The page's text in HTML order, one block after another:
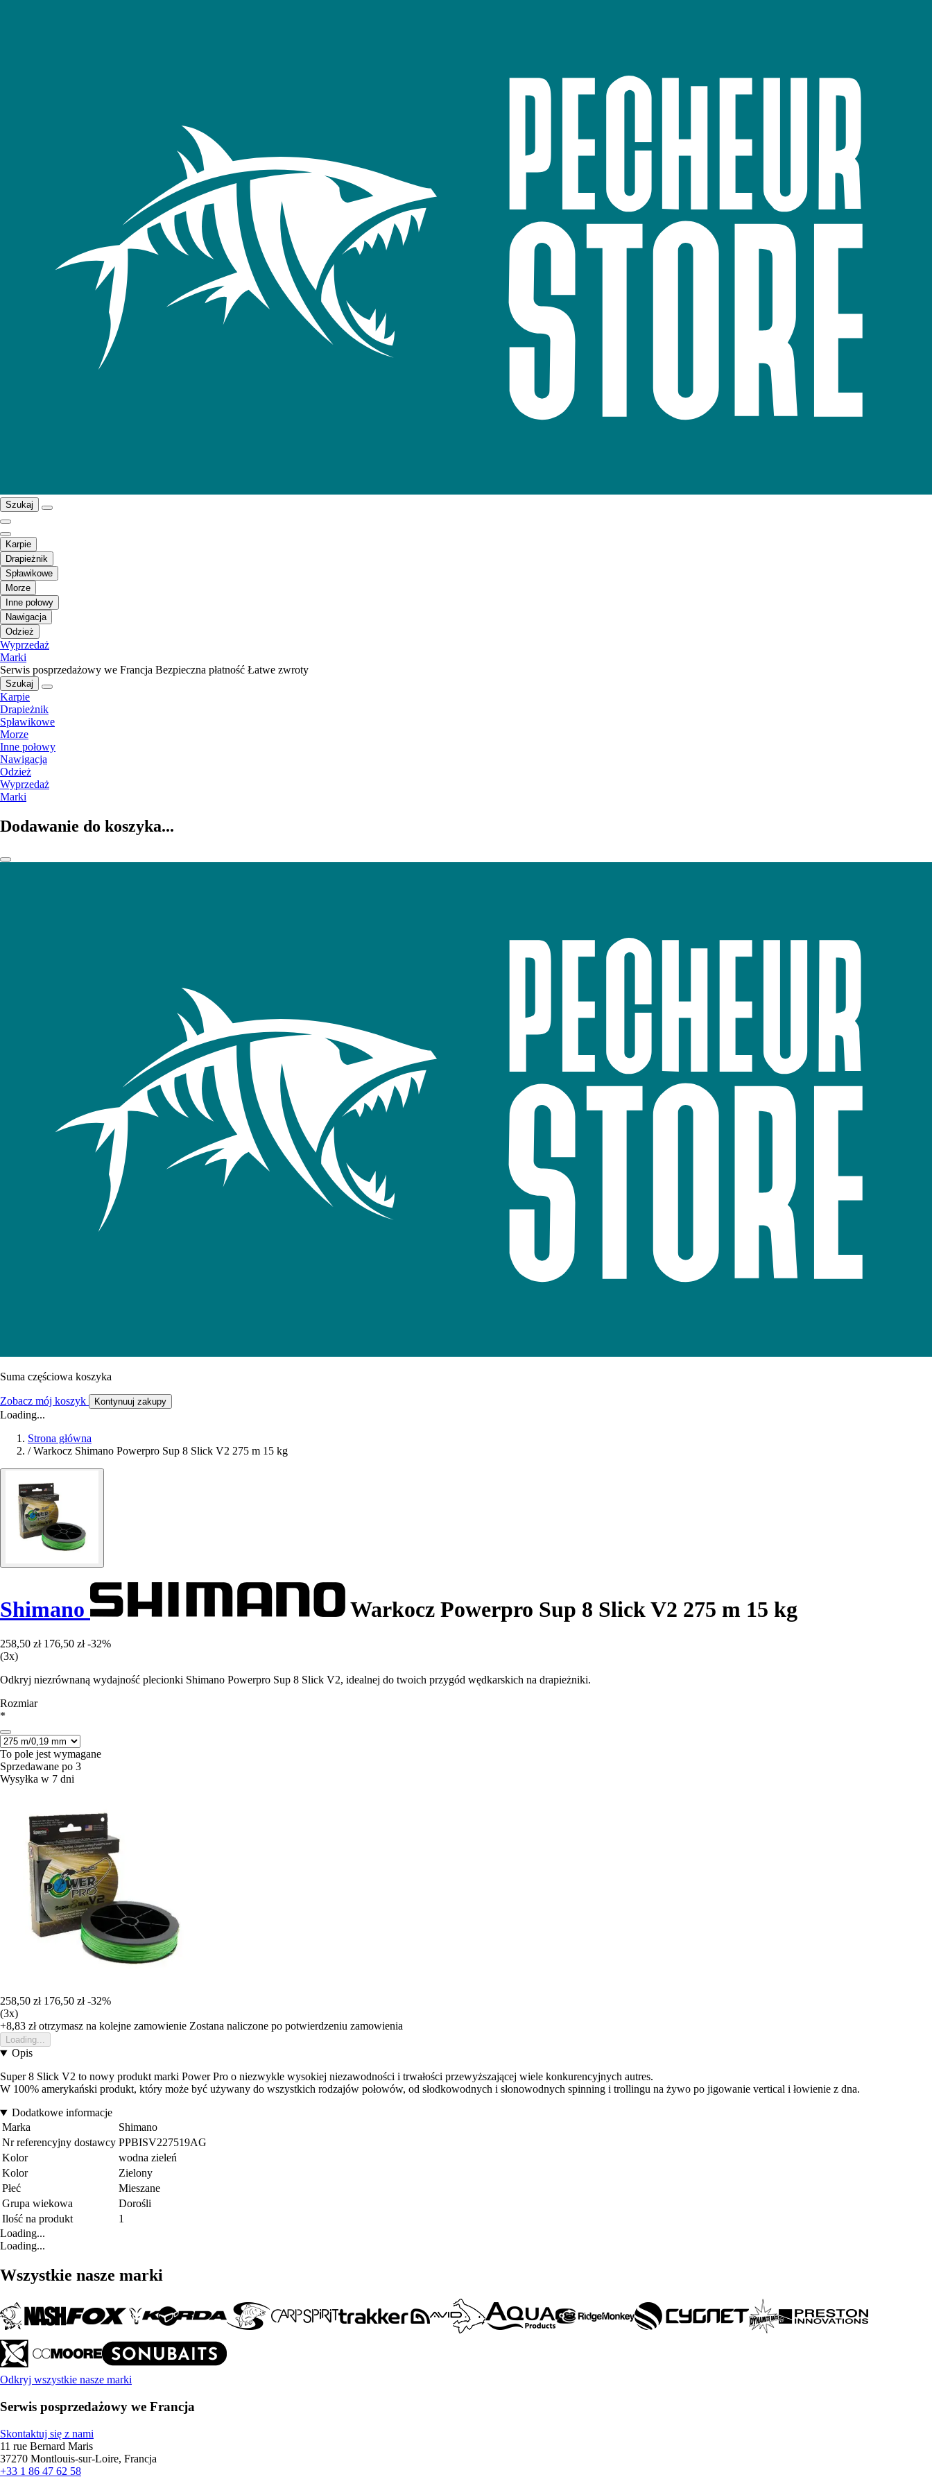
Szukaj
Karpie
Drapieżnik
Spławikowe
Morze
Inne połowy
Nawigacja
Odzież
Wyprzedaż
Marki
Serwis posprzedażowy we Francja Bezpieczna płatność Łatwe zwroty
Szukaj
Karpie
Drapieżnik
Spławikowe
Morze
Inne połowy
Nawigacja
Odzież
Wyprzedaż
Marki
Dodawanie do koszyka...
Suma częściowa koszyka
Zobacz mój koszyk Kontynuuj zakupy
Loading...
Strona główna
/ Warkocz Shimano Powerpro Sup 8 Slick V2 275 m 15 kg
Shimano Warkocz Powerpro Sup 8 Slick V2 275 m 15 kg
258,50 zł 176,50 zł -32%
(3x)
Odkryj niezrównaną wydajność plecionki Shimano Powerpro Sup 8 Slick V2, idealnej do twoich przygód wędkarskich na drapieżniki.
Rozmiar
*
To pole jest wymagane
Sprzedawane po 3
Wysyłka w 7 dni
258,50 zł 176,50 zł -32%
(3x)
+8,83 złotrzymasz na kolejne zamowienie Zostana naliczone po potwierdzeniu zamowienia
Loading...
Opis
Super 8 Slick V2 to nowy produkt marki Power Pro o niezwykle wysokiej niezawodności i trwałości przewyższającej wiele konkurencyjnych autres.
W 100% amerykański produkt, który może być używany do wszystkich rodzajów połowów, od słodkowodnych i słonowodnych spinning i trollingu na żywo po jigowanie vertical i łowienie z dna.
Dodatkowe informacje
Marka
Shimano
Nr referencyjny dostawcy PPBISV227519AG
Kolor
wodna zieleń
Kolor
Zielony
Płeć
Mieszane
Grupa wiekowa
Dorośli
Ilość na produkt
1
Loading...
Loading...
Wszystkie nasze marki
Odkryj wszystkie nasze marki
Serwis posprzedażowy we Francja
Skontaktuj się z nami
11 rue Bernard Maris
37270 Montlouis-sur-Loire, Francja
+33 1 86 47 62 58